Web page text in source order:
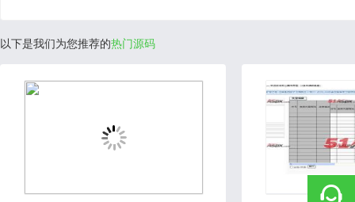
以下是我们为您推荐的热门源码